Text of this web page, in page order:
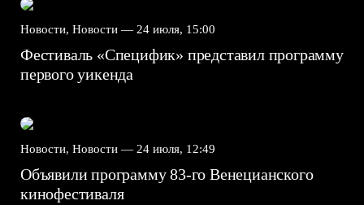
Новости, Новости — 24 июля, 15:00
Фестиваль «Специфик» представил программу
первого уикенда
Новости, Новости — 24 июля, 12:49
Объявили программу 83-го Венецианского
кинофестиваля